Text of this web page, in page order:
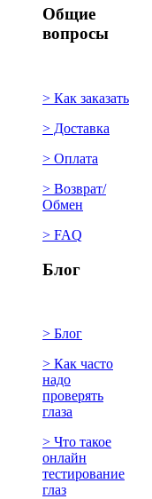
Общие
вопросы
> Как заказать
> Доставка
> Оплата
> Возврат/
Обмен
> FAQ
Блог
> Блог
> Как часто
надо
проверять
глаза
> Что такое
онлайн
тестирование
глаз